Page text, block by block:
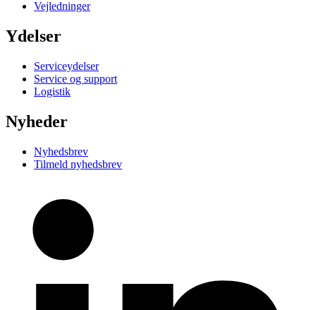
Vejledninger
Ydelser
Serviceydelser
Service og support
Logistik
Nyheder
Nyhedsbrev
Tilmeld nyhedsbrev